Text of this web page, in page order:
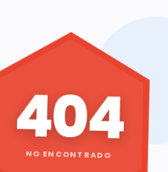
404
NO ENCONTRADO